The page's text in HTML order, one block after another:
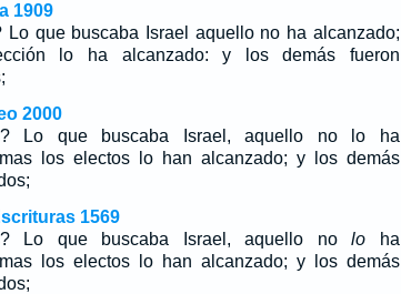
1909
Lo que buscaba Israel aquello no ha alcanzado;
lo ha alcanzado: y los demás fueron
2000
Lo que buscaba Israel, aquello no
lo ha
los electos lo han alcanzado; y los demás
1569
Lo que buscaba Israel, aquello nolo ha
los electos lo han alcanzado; y los demás